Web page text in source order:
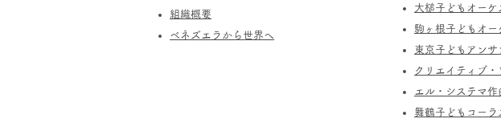
​組織概要
​ベネズエラから世界へ
大槌子どもオーケ
駒ヶ根子どもオー
東京子どもアンサ
クリエイティブ
エル・システマ作
舞鶴子どもコーラ